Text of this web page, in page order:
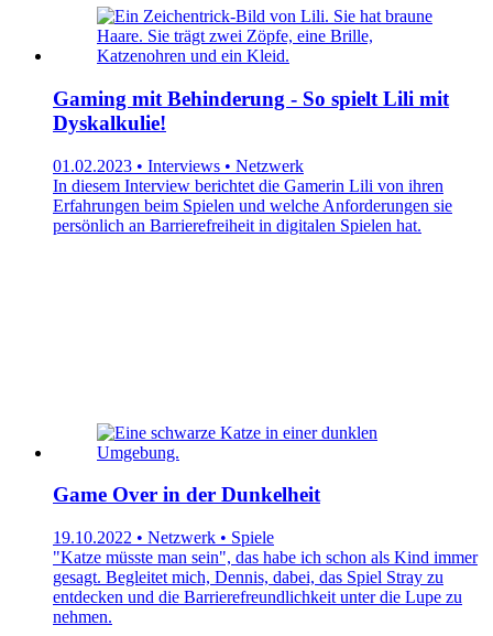
Gaming mit Behinderung - So spielt Lili mit
Dyskalkulie!
01.02.2023 • Interviews • Netzwerk
In diesem Interview berichtet die Gamerin Lili von ihren
Erfahrungen beim Spielen und welche Anforderungen sie
persönlich an Barrierefreiheit in digitalen Spielen hat.
Game Over in der Dunkelheit
19.10.2022 • Netzwerk • Spiele
"Katze müsste man sein", das habe ich schon als Kind immer
gesagt. Begleitet mich, Dennis, dabei, das Spiel Stray zu
entdecken und die Barrierefreundlichkeit unter die Lupe zu
nehmen.